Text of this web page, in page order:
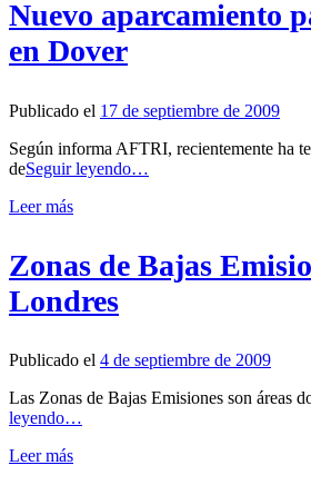
Nuevo aparcamiento
en Dover
Publicado el 17 de septiembre de 2009
Según informa AFTRI, recientemente ha
deSeguir leyendo…
Leer más
Zonas de Bajas
Londres
Publicado el 4 de septiembre de 2009
Las Zonas de Bajas Emisiones son áreas
leyendo…
Leer más